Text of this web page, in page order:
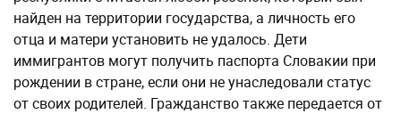
найден на территории государства, а личность его
отца и матери установить не удалось. Дети
иммигрантов могут получить паспорта Словакии при
рождении в стране, если они не унаследовали статус
от своих родителей. Гражданство также передается от